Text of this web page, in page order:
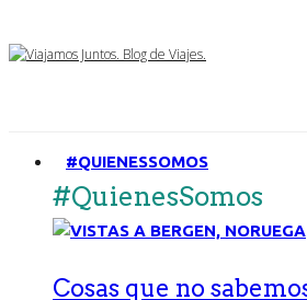
#QUIENESSOMOS
#QuienesSomos
Cosas que no